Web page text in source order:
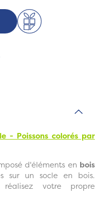
- Poissons colorés par
d'éléments en bois
sur un socle en bois.
votre propre